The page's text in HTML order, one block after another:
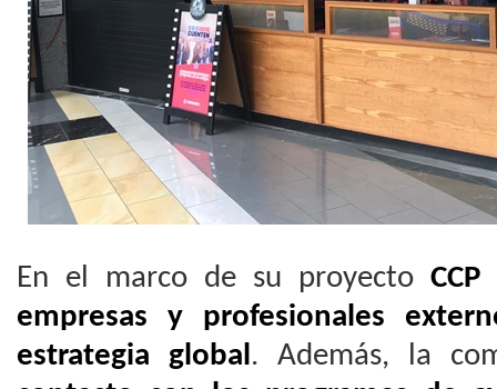
En el marco de su proyecto
empresas y profesionales
estrategia global. Además, la